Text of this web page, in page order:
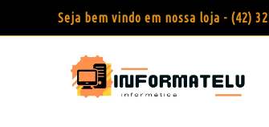
Seja bem vindo em nossa loja - (42)